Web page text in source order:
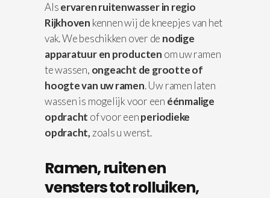
Alservaren ruitenwasser in regio
Rijkhoven kennen wij de kneepjes van het
vak. We beschikken over de nodige
apparatuuren producten om uw ramen
te wassen, ongeacht de grootte of
hoogte van uw ramen. Uw ramen laten
wassen is mogelijk voor een éénmalige
opdracht of voor eenperiodieke
opdracht, zoals u wenst.
Ramen, ruiten en
vensters tot rolluiken,